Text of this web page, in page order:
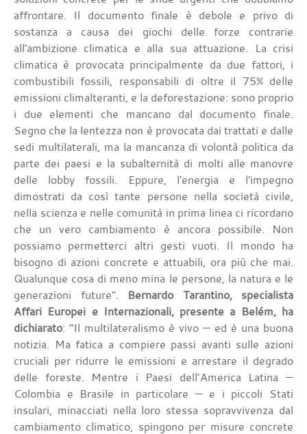
affrontare. Il documento finale è debole e privo di
sostanza a causa dei giochi delle forze contrarie
all'ambizione climatica e alla sua attuazione. La crisi
climatica è provocata principalmente da due fattori, i
combustibili fossili, responsabili di oltre il 75% delle
emissioni climalteranti, e la deforestazione: sono proprio
i due elementi che mancano dal documento finale.
Segno che la lentezza non è provocata dai trattati e dalle
sedi multilaterali, ma la mancanza di volontà politica da
parte dei paesi e la subalternità di molti alle manovre
delle lobby fossili. Eppure, l'energia e l'impegno
dimostrati da così tante persone nella società civile,
nella scienza e nelle comunità in prima linea ci ricordano
che un vero cambiamento è ancora possibile. Non
possiamo permetterci altri gesti vuoti. Il mondo ha
bisogno di azioni concrete e attuabili, ora più che mai.
Qualunque cosa di meno mina le persone, la natura e le
generazioni future". Bernardo Tarantino, specialista
Affari Europei e Internazionali, presente a Belém, ha
dichiarato: “Il multilateralismo è vivo — ed è una buona
notizia. Ma fatica a compiere passi avanti sulle azioni
cruciali per ridurre le emissioni e arrestare il degrado
delle foreste. Mentre i Paesi dell’America Latina —
Colombia e Brasile in particolare — e i piccoli Stati
insulari, minacciati nella loro stessa sopravvivenza dal
cambiamento climatico, spingono per misure concrete